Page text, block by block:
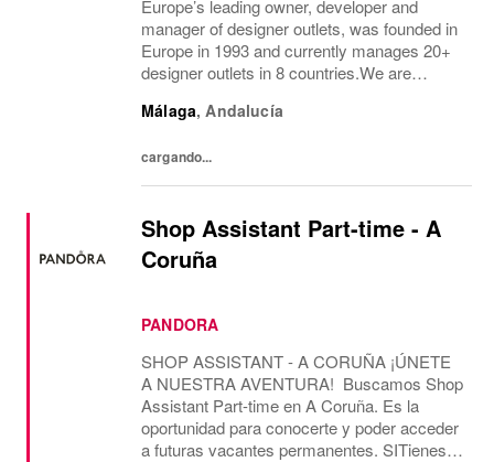
Europe’s leading owner, developer and
manager of designer outlets, was founded in
Europe in 1993 and currently manages 20+
designer outlets in 8 countries.We are
Guest Experience Advisor position, working
Málaga,Andalucía
cargando...
Shop Assistant Part-time - A
Coruña
PANDORA
SHOP ASSISTANT - A CORUÑA ¡ÚNETE
A NUESTRA AVENTURA! Buscamos Shop
Assistant Part-time en A Coruña. Es la
oportunidad para conocerte y poder acceder
a futuras vacantes permanentes. SITienes